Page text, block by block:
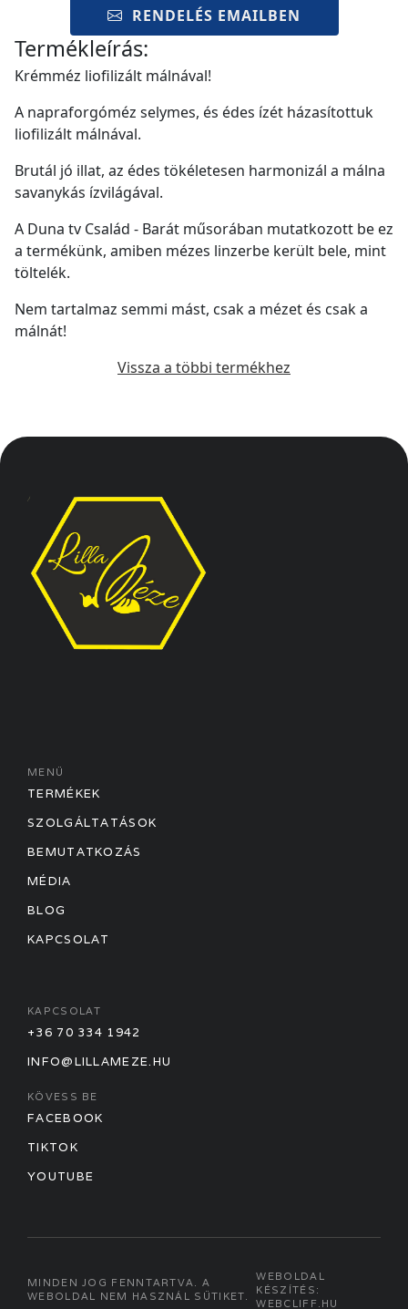
RENDELÉS EMAILBEN
Termékleírás:
Krémméz liofilizált málnával!
A napraforgóméz selymes, és édes ízét házasítottuk
liofilizált málnával.
Brutál jó illat, az édes tökéletesen harmonizál a málna
savanykás ízvilágával.
A Duna tv Család - Barát műsorában mutatkozott be ez
a termékünk, amiben mézes linzerbe került bele, mint
töltelék.
Nem tartalmaz semmi mást, csak a mézet és csak a
málnát!
Vissza a többi termékhez
MENÜ
TERMÉKEK
SZOLGÁLTATÁSOK
BEMUTATKOZÁS
MÉDIA
BLOG
KAPCSOLAT
KAPCSOLAT
+36 70 334 1942
INFO@LILLAMEZE.HU
KÖVESS BE
FACEBOOK
TIKTOK
YOUTUBE
MINDEN JOG FENNTARTVA. A
WEBOLDAL NEM HASZNÁL SÜTIKET.
WEBOLDAL
KÉSZÍTÉS:
WEBCLIFF.HU